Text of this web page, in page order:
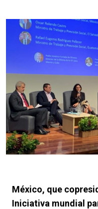
México, que
Iniciativa mundial